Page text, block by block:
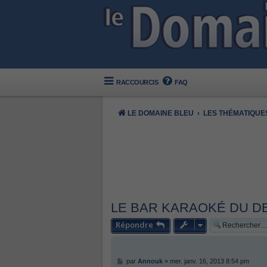
RACCOURCIS FAQ
LE DOMAINE BLEU LES
LE BAR KARAOKÉ DU
Répondre
Mpar Annouk» mer. janv. 16, 2013 8:54 pm